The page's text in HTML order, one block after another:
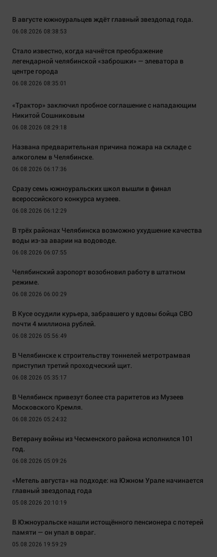
В августе южноуральцев ждёт главный звездопад года.
06.08.2026 08:38:53
Стало известно, когда начнётся преображение
легендарной челябинской «заброшки» — элеватора в
центре города
06.08.2026 08:35:01
«Трактор» заключил пробное соглашение с нападающим
Никитой Сошниковым
06.08.2026 08:29:18
Названа предварительная причина пожара на складе с
алкоголем в Челябинске.
06.08.2026 06:17:36
Сразу семь южноуральских школ вышли в финал
всероссийского конкурса музеев.
06.08.2026 06:12:29
В трёх районах Челябинска возможно ухудшение качества
воды из-за аварии на водоводе.
06.08.2026 06:07:55
Челябинский аэропорт возобновил работу в штатном
режиме.
06.08.2026 06:00:29
В Кусе осудили курьера, забравшего у вдовы бойца СВО
почти 4 миллиона рублей.
06.08.2026 05:56:49
В Челябинске к строительству тоннелей метротрамвая
приступил третий проходческий щит.
06.08.2026 05:35:17
В Челябинск привезут более ста раритетов из Музеев
Московского Кремля.
06.08.2026 05:24:32
Ветерану войны из Чесменского района исполнился 101
год.
06.08.2026 05:09:26
«Метель августа» на подходе: на Южном Урале начинается
главный звездопад года
05.08.2026 20:10:19
В Южноуральске нашли истощённого пенсионера с потерей
памяти — он упал в овраг.
05.08.2026 19:59:29